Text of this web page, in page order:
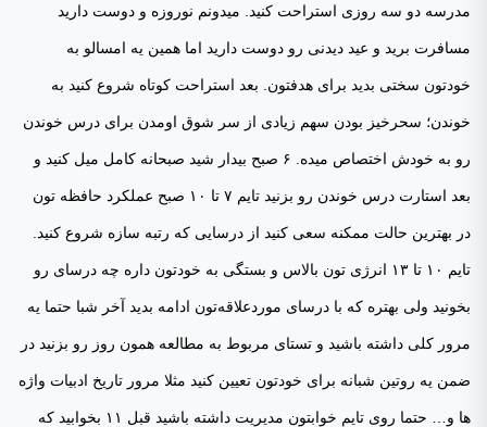
مدرسه دو سه روزی استراحت کنید. میدونم نوروزه و دوست دارید
مسافرت برید و عید دیدنی رو دوست دارید اما همین یه امسالو به
خودتون سختی بدید برای هدفتون. بعد استراحت کوتاه شروع کنید به
خوندن؛ سحرخیز بودن سهم زیادی از سر شوق اومدن برای درس خوندن
رو به خودش اختصاص میده. ۶ صبح بیدار شید صبحانه کامل میل کنید و
بعد استارت درس خوندن رو بزنید تایم ۷ تا ۱۰ صبح عملکرد حافظه تون
در بهترین حالت ممکنه سعی کنید از درسایی که رتبه سازه شروع کنید.
تایم ۱۰ تا ۱۳ انرژی تون بالاس و بستگی به خودتون داره چه درسای رو
بخونید ولی بهتره که با درسای موردعلاقه‌تون ادامه بدید آخر شبا حتما یه
مرور کلی داشته باشید و تستای مربوط به مطالعه همون روز رو بزنید در
ضمن یه روتین شبانه برای خودتون تعیین کنید مثلا مرور تاریخ ادبیات واژه
ها و… حتما روی تایم خوابتون مدیریت داشته باشید قبل ۱۱ بخوابید که